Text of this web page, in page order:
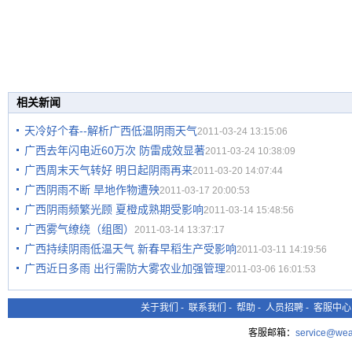
相关新闻
天冷好个春--解析广西低温阴雨天气2011-03-24 13:15:06
广西去年闪电近60万次 防雷成效显著2011-03-24 10:38:09
广西周末天气转好 明日起阴雨再来2011-03-20 14:07:44
广西阴雨不断 旱地作物遭殃2011-03-17 20:00:53
广西阴雨频繁光顾 夏橙成熟期受影响2011-03-14 15:48:56
广西雾气缭绕（组图） 2011-03-14 13:37:17
广西持续阴雨低温天气 新春早稻生产受影响2011-03-11 14:19:56
广西近日多雨 出行需防大雾农业加强管理2011-03-06 16:01:53
关于我们 - 联系我们 - 帮助 - 人员招聘 - 客服中心
客服邮箱：